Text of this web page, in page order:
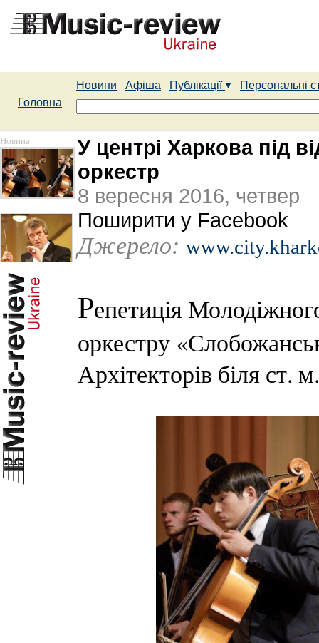
Новини Афіша Публікації
Персональні
Головна
Новина
У центрі Харкова під
оркестр
8 вересня 2016, четвер
Поширити у Facebook
Джерело:
Репетиція
оркестру
Архітекторів біля ст.